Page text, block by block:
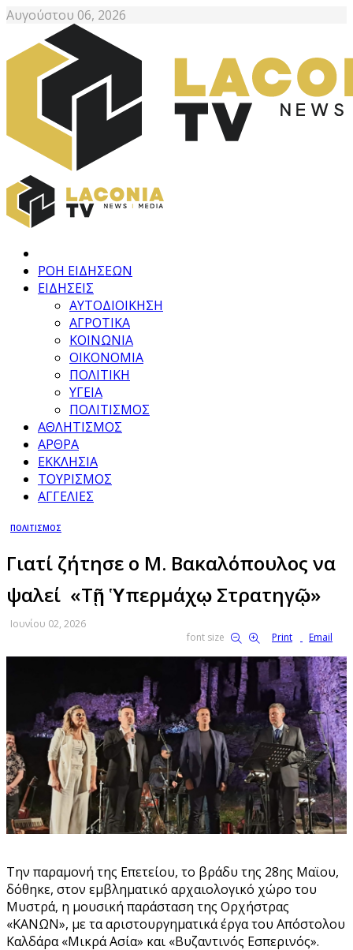
Αυγούστου 06, 2026
ΡΟΗ ΕΙΔΗΣΕΩΝ
ΕΙΔΗΣΕΙΣ
ΑΥΤΟΔΙΟΙΚΗΣΗ
ΑΓΡΟΤΙΚΑ
ΚΟΙΝΩΝΙΑ
ΟΙΚΟΝΟΜΙΑ
ΠΟΛΙΤΙΚΗ
ΥΓΕΙΑ
ΠΟΛΙΤΙΣΜΟΣ
ΑΘΛΗΤΙΣΜΟΣ
ΑΡΘΡΑ
ΕΚΚΛΗΣΙΑ
ΤΟΥΡΙΣΜΟΣ
ΑΓΓΕΛΙΕΣ
ΠΟΛΙΤΙΣΜΟΣ
Γιατί ζήτησε ο Μ. Βακαλόπουλος να
ψαλεί «Τῇ Ὑπερμάχῳ Στρατηγῷ»
Ιουνίου 02, 2026
font size
Print Email
Την παραμονή της Επετείου, το βράδυ της 28ης Μαϊου,
δόθηκε, στον εμβληματικό αρχαιολογικό χώρο του
Μυστρά, η μουσική παράσταση της Ορχήστρας
«ΚΑΝΩΝ», με τα αριστουργηματικά έργα του Απόστολου
Καλδάρα «Μικρά Ασία» και «Βυζαντινός Εσπερινός».